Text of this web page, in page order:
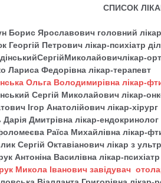
СПИСОК
Борис Ярославович головний лікар
Петрович лікар-психіатр
Лариса Федорівна лікар-терапевт
Ольга Володимирівна лікар-
Сергій Миколайович лікар-
Ігор Анатолійович лікар-хірург
Дмитрівна лікар-ендокринолог
Раїса Михайлівна лікар-
Сергій Октавіанович лікар з
Антоніна Василівна лікар-
Микола Іванович завідувач